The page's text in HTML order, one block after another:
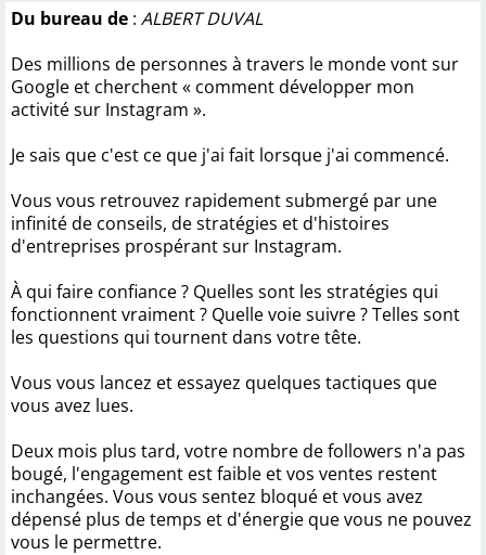
Du bureau de : ALBERT DUVAL
Des millions de personnes à travers le monde vont sur
Google et cherchent « comment développer mon
activité sur Instagram ».
Je sais que c'est ce que j'ai fait lorsque j'ai commencé.
Vous vous retrouvez rapidement submergé par une
infinité de conseils, de stratégies et d'histoires
d'entreprises prospérant sur Instagram.
À qui faire confiance ? Quelles sont les stratégies qui
fonctionnent vraiment ? Quelle voie suivre ? Telles sont
les questions qui tournent dans votre tête.
Vous vous lancez et essayez quelques tactiques que
vous avez lues.
Deux mois plus tard, votre nombre de followers n'a pas
bougé, l'engagement est faible et vos ventes restent
inchangées. Vous vous sentez bloqué et vous avez
dépensé plus de temps et d'énergie que vous ne pouvez
vous le permettre.